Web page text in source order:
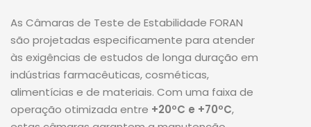
As Câmaras de Teste de Estabilidade FORAN
são projetadas especificamente para atender
às exigências de estudos de longa duração em
indústrias farmacêuticas, cosméticas,
alimentícias e de materiais. Com uma faixa de
operação otimizada entre +20ºC e +70ºC,